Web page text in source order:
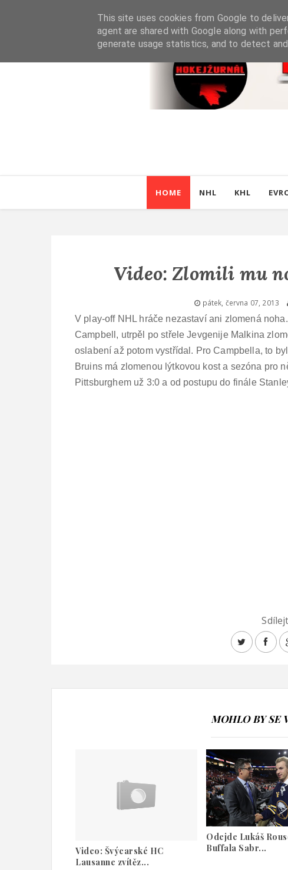
HOME NHL KHL
Video: Zlomili mu
pátek, června 07, 2013
V play-off NHL hráče nezastaví ani zlomená
Campbell, utrpěl po střele Jevgenije Malkina
oslabení až potom vystřídal. Pro Campbella, to
Bruins má zlomenou lýtkovou kost a sezóna pro
Pittsburghem už 3:0 a od postupu do finále
MOHLO BY SE
Video: Švýcarské HC
Lausanne zvítěz...
Odejde Lukáš
Buffala Sabr...
This site uses cookies from Google to
agent are shared with Google along with
generate usage statistics, and to detect and